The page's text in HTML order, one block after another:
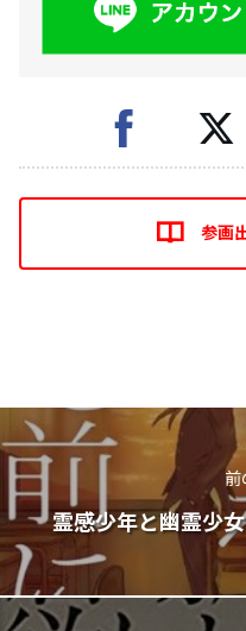
参画
霊感少年と幽霊少